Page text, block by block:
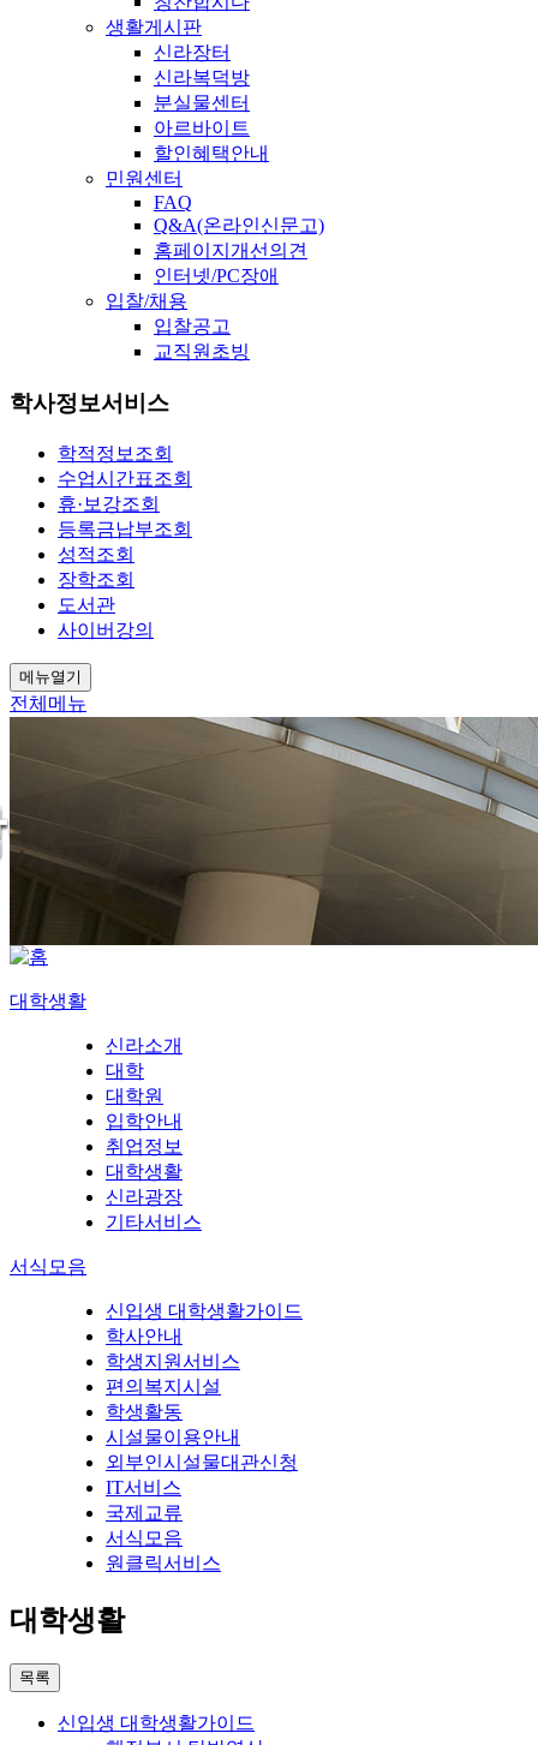
생활게시판
신라장터
신라복덕방
분실물센터
아르바이트
할인혜택안내
민원센터
FAQ
Q&A(온라인신문고)
홈페이지개선의견
인터넷/PC장애
입찰/채용
입찰공고
교직원초빙
학사정보서비스
학적정보조회
수업시간표조회
휴·보강조회
등록금납부조회
성적조회
장학조회
도서관
사이버강의
메뉴열기
전체메뉴
대학생활
신라소개
대학
대학원
입학안내
취업정보
대학생활
신라광장
기타서비스
서식모음
신입생 대학생활가이드
학사안내
학생지원서비스
편의복지시설
학생활동
시설물이용안내
외부인시설물대관신청
IT서비스
국제교류
서식모음
원클릭서비스
대학생활
목록
신입생 대학생활가이드